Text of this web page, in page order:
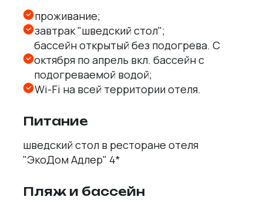
проживание;
завтрак "шведский стол";
бассейн открытый без подогрева. С
октября по апрель вкл. бассейн с
подогреваемой водой;
Wi-Fi на всей территории отеля.
Питание
шведский стол в ресторане отеля
"ЭкоДом Адлер" 4*
Пляж и бассейн